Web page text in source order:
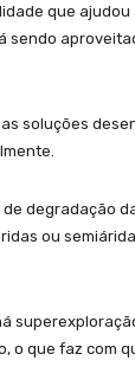
que ajudou
sendo
soluções
degradação
ou
o que faz com